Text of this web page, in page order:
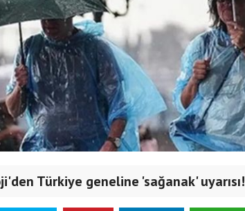
Türkiye geneline 'sağanak' uyarısı!